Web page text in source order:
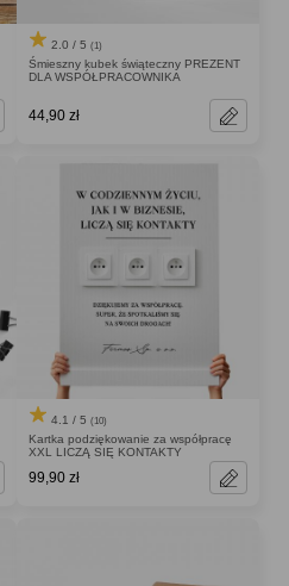
2.0 / 5 (1)
Śmieszny kubek świąteczny PREZENT
DLA WSPÓŁPRACOWNIKA
44,90 zł
4.1 / 5 (10)
Kartka podziękowanie za współpracę
XXL LICZĄ SIĘ KONTAKTY
99,90 zł